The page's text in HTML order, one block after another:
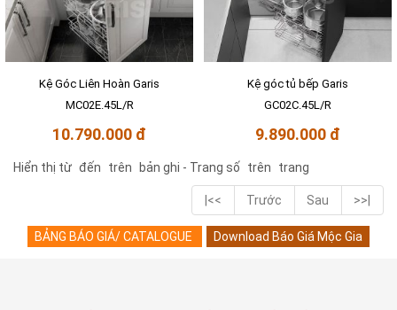
Kệ Góc Liên Hoàn Garis
MC02E.45L/R
10.790.000 đ
Kệ góc tủ bếp Garis
GC02C.45L/R
9.890.000 đ
Hiển thị từ đến trên bản ghi - Trang số trên trang
|<< Trước Sau >>|
BẢNG BÁO GIÁ/ CATALOGUE Download Báo Giá Mộc Gia